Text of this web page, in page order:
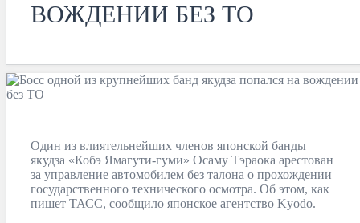
ВОЖДЕНИИ БЕЗ ТО
Один из влиятельнейших членов японской банды
якудза «Кобэ Ямагути-гуми» Осаму Тэраока арестован
за управление автомобилем без талона о прохождении
государственного технического осмотра. Об этом, как
пишет ТАСС, сообщило японское агентство Kyodo.